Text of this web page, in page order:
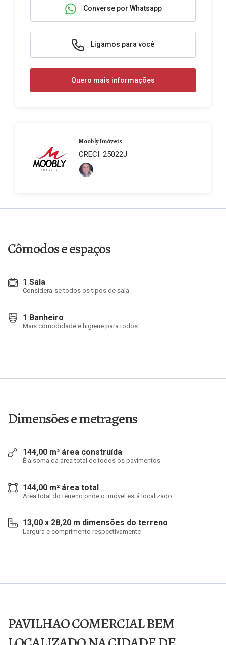
Converse por Whatsapp
Ligamos para você
Quero mais informações
Moobly Imóveis
CRECI: 25022J
Cômodos e espaços
1 Sala
Considera-se todos os tipos de sala
1 Banheiro
Mais comodidade e higiene para todos
Dimensões e metragens
144,00 m² área construída
É a soma da área total de todos os pavimentos
144,00 m² área total
Área total do terreno onde o imóvel está localizado
13,00 x 28,20 m dimensões do terreno
Largura e comprimento respectivamente
PAVILHAO COMERCIAL BEM